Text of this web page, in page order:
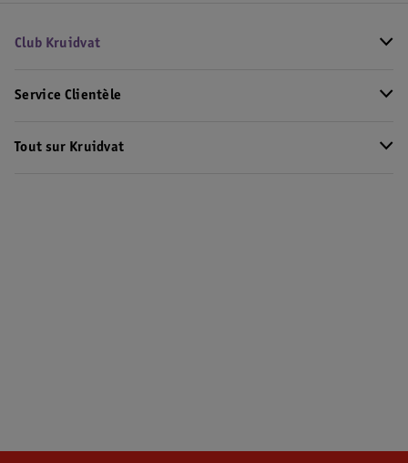
Club Kruidvat
Service Clientèle
Tout sur Kruidvat